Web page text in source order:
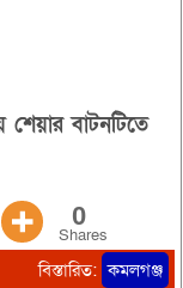
শেয়ার বাটনটিতে
0
Shares
বিস্তারিত: কমলগঞ্জ